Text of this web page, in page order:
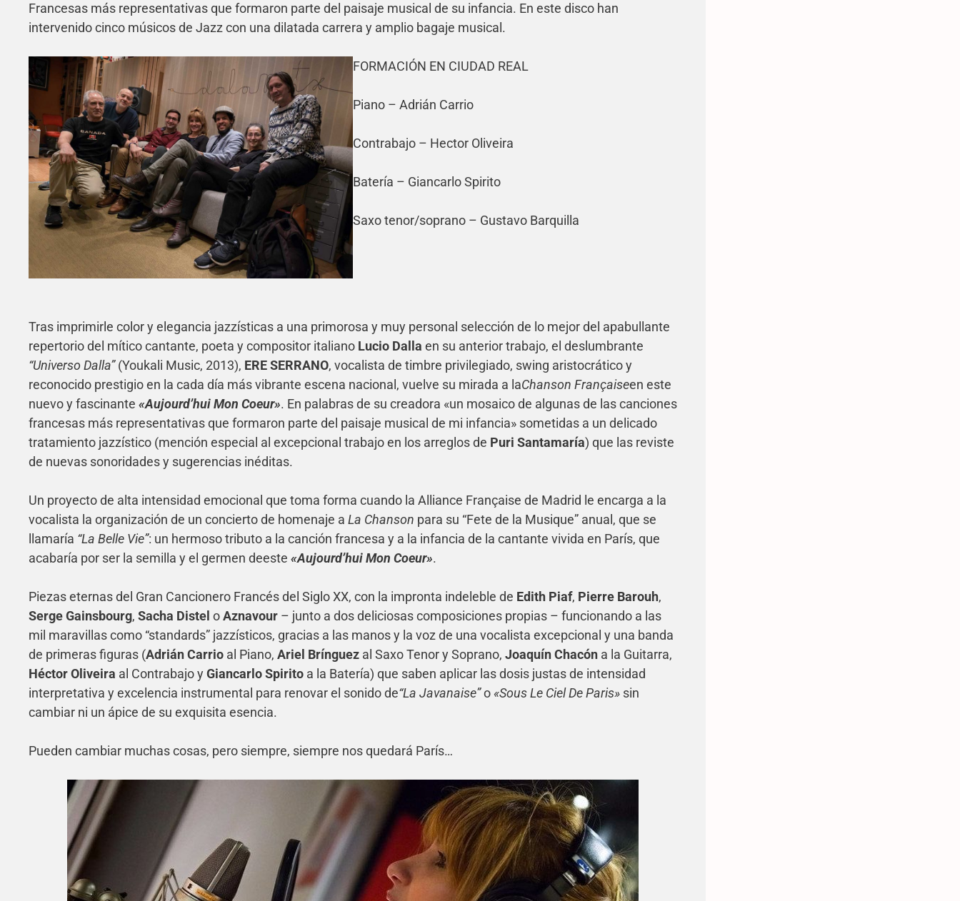
Francesas más representativas que formaron parte del paisaje musical de su infancia. En este disco han
intervenido cinco músicos de Jazz con una dilatada carrera y amplio bagaje musical.
FORMACIÓN EN CIUDAD REAL
Piano – Adrián Carrio
Contrabajo – Hector Oliveira
Batería – Giancarlo Spirito
Saxo tenor/soprano – Gustavo Barquilla
Tras imprimirle color y elegancia jazzísticas a una primorosa y muy personal selección de lo mejor del apabullante
repertorio del mítico cantante, poeta y compositor italiano Lucio Dalla en su anterior trabajo, el deslumbrante
“Universo Dalla”(Youkali Music, 2013), ERE SERRANO, vocalista de timbre privilegiado, swing aristocrático y
reconocido prestigio en la cada día más vibrante escena nacional, vuelve su mirada a laChanson Françaiseen este
nuevo y fascinante «Aujourd’hui Mon Coeur». En palabras de su creadora «un mosaico de algunas de las canciones
francesas más representativas que formaron parte del paisaje musical de mi infancia» sometidas a un delicado
tratamiento jazzístico (mención especial al excepcional trabajo en los arreglos de Puri Santamaría) que las reviste
de nuevas sonoridades y sugerencias inéditas.
Un proyecto de alta intensidad emocional que toma forma cuando la Alliance Française de Madrid le encarga a la
vocalista la organización de un concierto de homenaje a La Chanson para su “Fete de la Musique” anual, que se
llamaría “La Belle Vie”: un hermoso tributo a la canción francesa y a la infancia de la cantante vivida en París, que
acabaría por ser la semilla y el germen deeste «Aujourd’hui Mon Coeur».
Piezas eternas del Gran Cancionero Francés del Siglo XX, con la impronta indeleble de Edith Piaf, Pierre Barouh,
Serge Gainsbourg, Sacha Distel oAznavour – junto a dos deliciosas composiciones propias – funcionando a las
mil maravillas como “standards” jazzísticos, gracias a las manos y la voz de una vocalista excepcional y una banda
de primeras figuras (Adrián Carrio al Piano, Ariel Brínguez al Saxo Tenor y Soprano, Joaquín Chacón a la Guitarra,
Héctor Oliveira al Contrabajo yGiancarlo Spirito a la Batería) que saben aplicar las dosis justas de intensidad
interpretativa y excelencia instrumental para renovar el sonido de“La Javanaise”o«Sous Le Ciel De Paris» sin
cambiar ni un ápice de su exquisita esencia.
Pueden cambiar muchas cosas, pero siempre, siempre nos quedará París…